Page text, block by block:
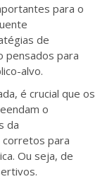
para o
de
pensados para
alvo.
é crucial que os
o
da
corretos para
Ou seja, de